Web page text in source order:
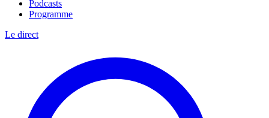
Podcasts
Programme
Le direct